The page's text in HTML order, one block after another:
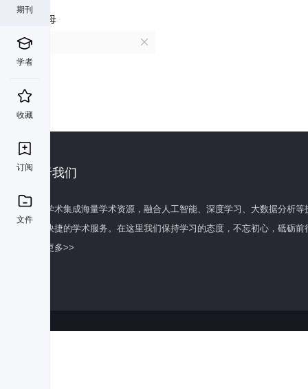
期刊
学者
收藏
订阅
文件
首字母
W
关于我们
百度学术集成海量学术资源，融合人工智能、深度学习、大数据分析
全面快捷的学术服务。在这里我们保持学习的态度，不忘初心，砥砺前
了解更多>>